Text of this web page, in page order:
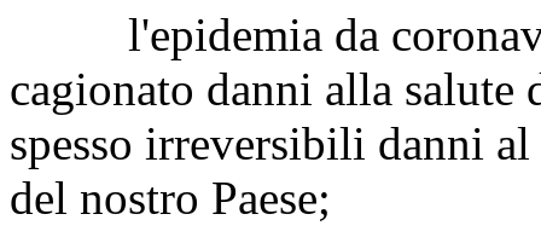
l'epidemia da
cagionato danni alla salute
spesso irreversibili danni
del nostro Paese;